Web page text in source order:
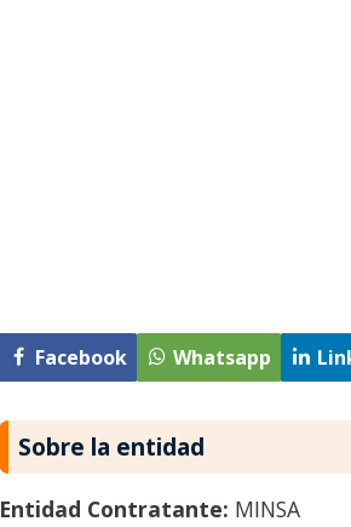
Facebook Whatsapp
Sobre la entidad
Entidad Contratante: MINSA